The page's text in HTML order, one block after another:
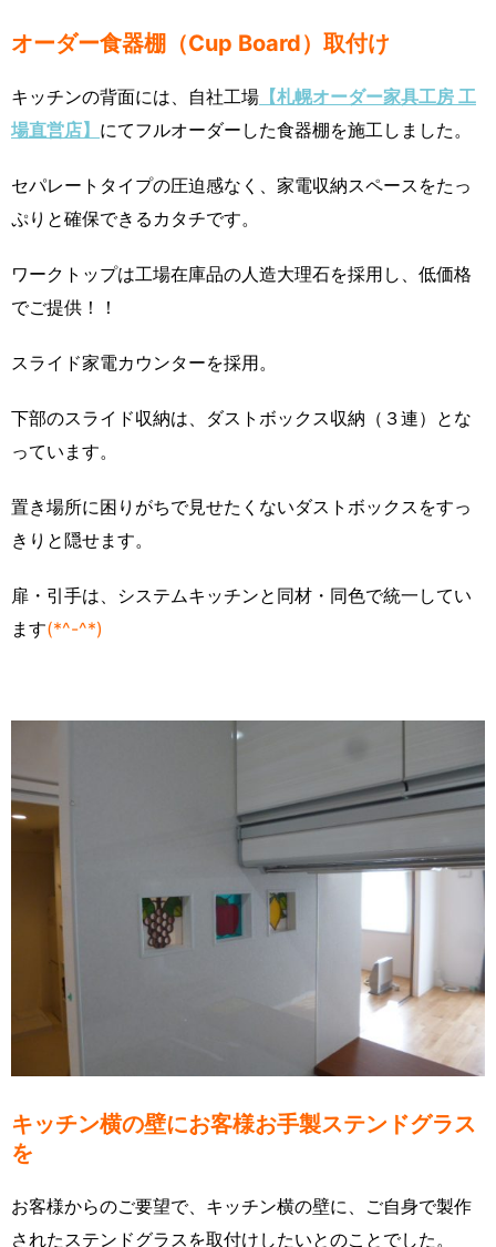
オーダー食器棚（Cup Board）取付け
キッチンの背面には、自社工場 【札幌オーダー家具工房 工
場直営店】 にてフルオーダーした食器棚を施工しました。
セパレートタイプの圧迫感なく、家電収納スペースをたっ
ぷりと確保できるカタチです。
ワークトップは工場在庫品の人造大理石を採用し、低価格
でご提供！！
スライド家電カウンターを採用。
下部のスライド収納は、ダストボックス収納（３連）とな
っています。
置き場所に困りがちで見せたくないダストボックスをすっ
きりと隠せます。
扉・引手は、システムキッチンと同材・同色で統一してい
ます(*^-^*)
キッチン横の壁にお客様お手製ステンドグラス
を
お客様からのご要望で、キッチン横の壁に、ご自身で製作
されたステンドグラスを取付けしたいとのことでした。